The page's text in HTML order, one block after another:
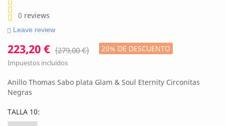
0 reviews
Leave review
223,20 € (279,00 €) 20% DE DESCUENTO
Impuestos incluidos
Anillo Thomas Sabo plata Glam & Soul Eternity Circonitas
Negras
TALLA 10: